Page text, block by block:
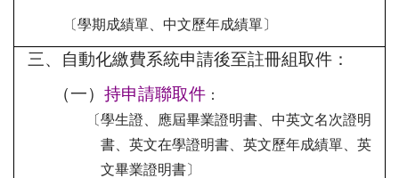
單一窗口聯絡信箱
〔學期成績單、中文歷年成績單〕
三、自動化繳費系統申請後至註冊組取件：
（一）持申請聯取件 ：
〔學生證、應屆畢業證明書、中英文名次證明
書、英文在學證明書、英文歷年成績單、英
文畢業證明書〕